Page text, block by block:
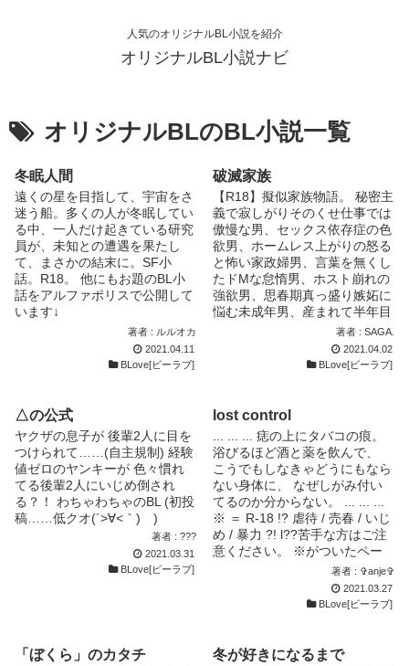
人気のオリジナルBL小説を紹介
オリジナルBL小説ナビ
オリジナルBLのBL小説一覧
冬眠人間
遠くの星を目指して、宇宙をさ
迷う船。多くの人が冬眠してい
る中、一人だけ起きている研究
員が、未知との遭遇を果たし
て、まさかの結末に。SF小
話。R18。 他にもお題のBL小
話をアルファポリスで公開して
います↓
https://www.alphapolis.co.jp/no
vel/352542676/650442483
著者 : ルルオカ
2021.04.11
BLove[ビーラブ]
破滅家族
【R18】擬似家族物語。 秘密主
義で寂しがりそのくせ仕事では
傲慢な男、セックス依存症の色
欲男、ホームレス上がりの怒る
と怖い家政婦男、言葉を無くし
たドMな怠惰男、ホスト崩れの
強欲男、思春期真っ盛り嫉妬に
悩む未成年男、産まれて半年目
につくものは全て口にする悪食
チビ男。 7人の男達の、奇妙な
同棲生活模様。 続き物です
が少し長いです。たまにエロい
のでご注意を。
著者 : SAGA.
2021.04.02
BLove[ビーラブ]
△の公式
ヤクザの息子が 後輩2人に目を
つけられて……(自主規制) 経験
値ゼロのヤンキーが 色々慣れ
てる後輩2人にいじめ倒され
る？！ わちゃわちゃのBL (初投
稿……低クオ(´>∀<｀)ゝ)
著者 : ???
2021.03.31
BLove[ビーラブ]
lost control
... ... ... 痣の上にタバコの痕。
浴びるほど酒と薬を飲んで、
こうでもしなきゃどうにもなら
ない身体に、 なぜしがみ付い
てるのか分からない。 ... ... ...
※ ＝ R-18 !? 虐待 / 売春 / いじ
め / 暴力 ?! l??苦手な方はご注
意ください。 ※がついたペー
ジは性的描写が濃厚となって
おります。閲覧の際はご注意く
ださいませ。 ... ... ... l??
ですね。 //anje ... ... ...
著者 : ✞anje✞
2021.03.27
BLove[ビーラブ]
「ぼくら」のカタチ 冬が好きになるまで